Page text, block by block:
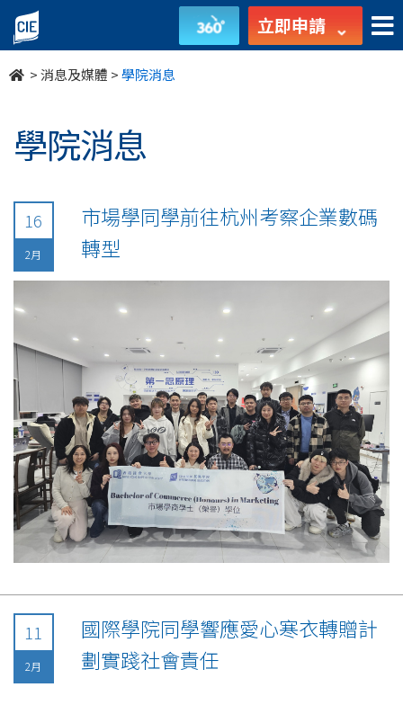
undefined 立即申請
>消息及媒體 >學院消息
學院消息
16
2月
市場學同學前往杭州考察企業數碼
轉型
11
2月
國際學院同學響應愛心寒衣轉贈計
劃實踐社會責任